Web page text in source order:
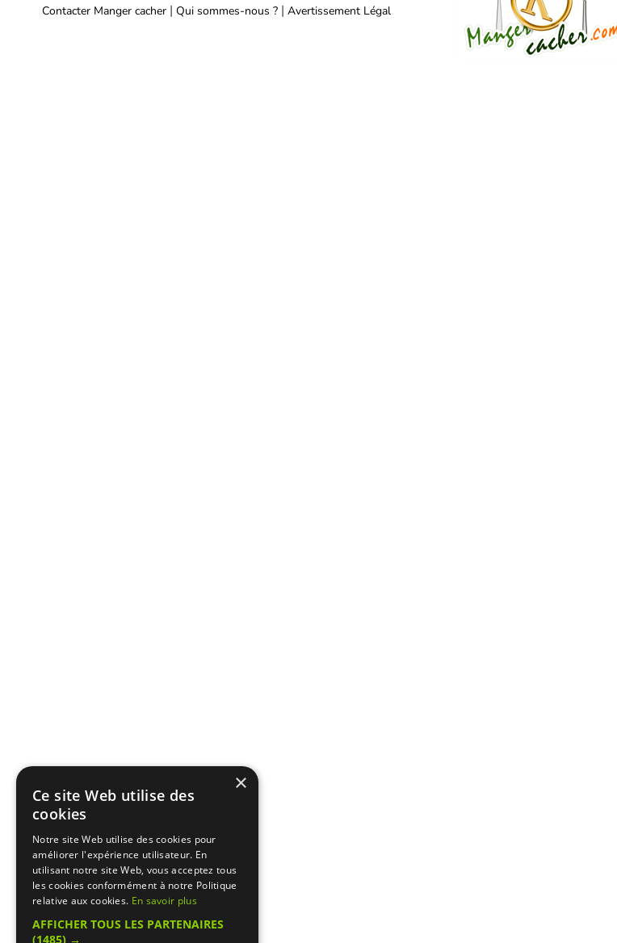
Contacter Manger cacher | Qui sommes-nous ? | Avertissement Légal
×
Ce site Web utilise des
cookies
Notre site Web utilise des cookies pour
améliorer l'expérience utilisateur. En
utilisant notre site Web, vous acceptez tous
les cookies conformément à notre Politique
relative aux cookies. En savoir plus
AFFICHER TOUS LES PARTENAIRES
(1485) →